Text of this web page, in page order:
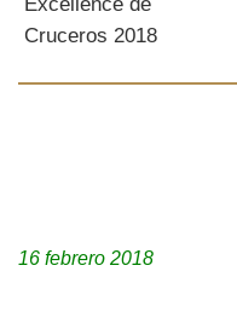
16 febrero 2018